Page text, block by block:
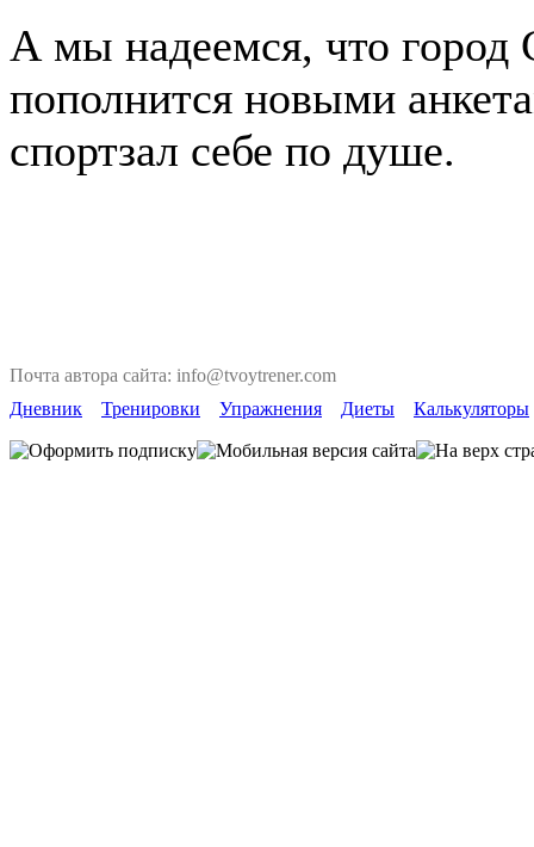
А мы надеемся, что город
пополнится новыми
спортзал себе по душе.
Почта автора сайта: info@tvoytrener.com
Дневник
Тренировки Упражнения Диеты Калькуляторы